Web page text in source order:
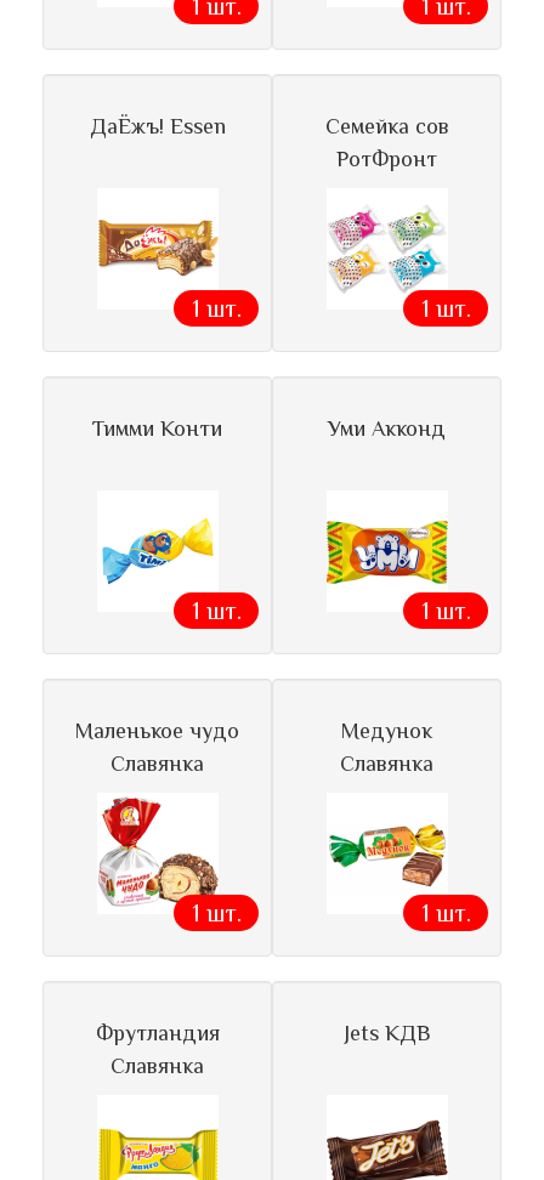
1 шт. 1 шт.
ДаЁжъ! Essen
1 шт.
Семейка сов
РотФронт
1 шт.
Тимми Конти
1 шт.
Уми Акконд
1 шт.
Маленькое чудо
Славянка
1 шт.
Медунок
Славянка
1 шт.
Фрутландия
Славянка
Jets КДВ